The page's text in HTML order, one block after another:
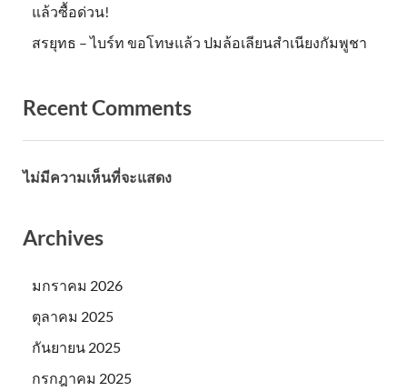
แล้วซื้อด่วน!
สรยุทธ – ไบร์ท ขอโทษแล้ว ปมล้อเลียนสำเนียงกัมพูชา
Recent Comments
ไม่มีความเห็นที่จะแสดง
Archives
มกราคม 2026
ตุลาคม 2025
กันยายน 2025
กรกฎาคม 2025